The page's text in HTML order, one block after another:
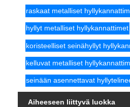
raskaat metalliset
hyllyt metalliset hyllykannattimet
koristeelliset seinähyllyt
kelluvat metalliset
seinään asennettavat
Aiheeseen liittyvä luokka